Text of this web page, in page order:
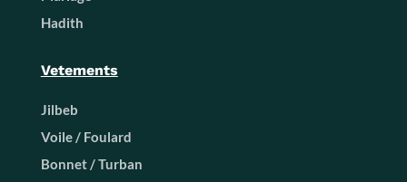
Hadith
Vetements
Jilbeb
Voile / Foulard
Bonnet / Turban